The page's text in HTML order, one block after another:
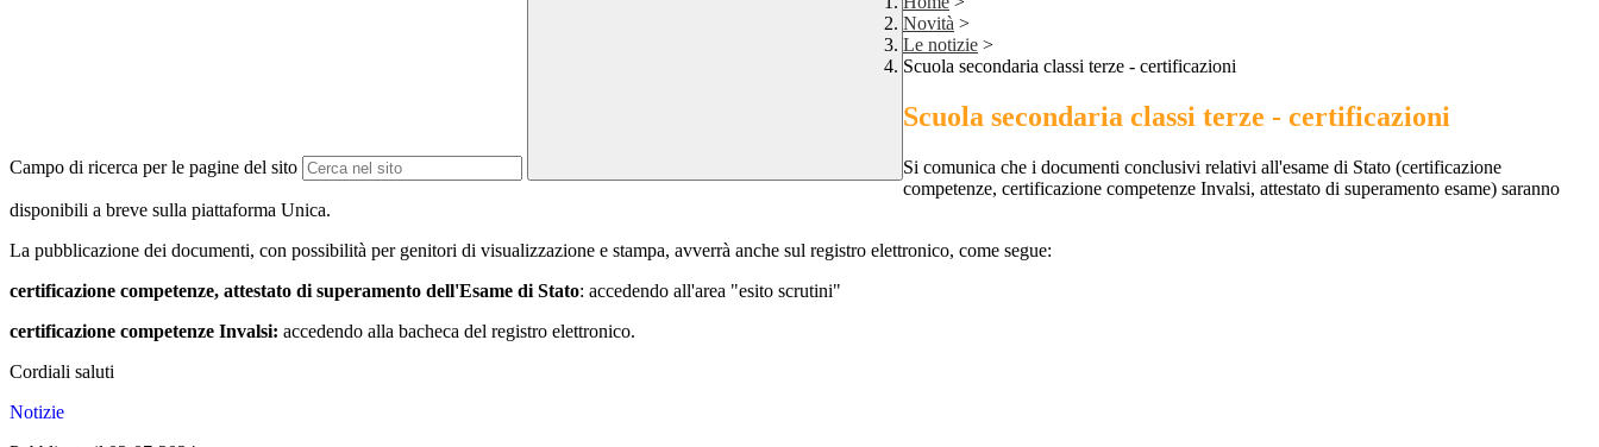
Campo di ricerca per le pagine del sito
Novità >
Le notizie >
Scuola secondaria classi terze - certificazioni
Scuola secondaria classi terze - certificazioni
Si comunica che i documenti conclusivi relativi all'esame di Stato (certificazione
competenze, certificazione competenze Invalsi, attestato di superamento esame) saranno
disponibili a breve sulla piattaforma Unica.
La pubblicazione dei documenti, con possibilità per genitori di visualizzazione e stampa, avverrà anche sul registro elettronico, come segue:
certificazione competenze, attestato di superamento dell'Esame di Stato: accedendo all'area "esito scrutini"
certificazione competenze Invalsi: accedendo alla bacheca del registro elettronico.
Cordiali saluti
Notizie